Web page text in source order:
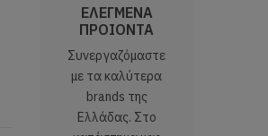
ΕΛΕΓΜΕΝΑ
ΠΡΟΙΟΝΤΑ
Συνεργαζόμαστε
με τα καλύτερα
brands της
Ελλάδας. Στο